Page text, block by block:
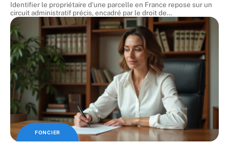
Identifier le propriétaire d'une parcelle en France repose sur un
circuit administratif précis, encadré par le droit de…
FONCIER